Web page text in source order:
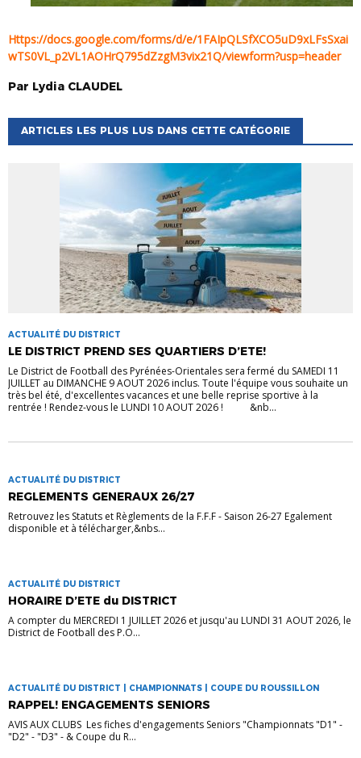
https://docs.google.com/forms/d/e/1FAIpQLSfXCO5uD9xLFsSxai
wTS0VL_p2VL1AOHrQ795dZzgM3vix21Q/viewform?usp=header
Par Lydia CLAUDEL
ARTICLES LES PLUS LUS DANS CETTE CATÉGORIE
ACTUALITÉ DU DISTRICT
LE DISTRICT PREND SES QUARTIERS D’ETE!
Le District de Football des Pyrénées-Orientales sera fermé du SAMEDI 11
JUILLET au DIMANCHE 9 AOUT 2026 inclus. Toute l'équipe vous souhaite un
très bel été, d'excellentes vacances et une belle reprise sportive à la
rentrée ! Rendez-vous le LUNDI 10 AOUT 2026 ! &nb...
ACTUALITÉ DU DISTRICT
REGLEMENTS GENERAUX 26/27
Retrouvez les Statuts et Règlements de la F.F.F - Saison 26-27 Egalement
disponible et à télécharger,&nbs...
ACTUALITÉ DU DISTRICT
HORAIRE D’ETE du DISTRICT
A compter du MERCREDI 1 JUILLET 2026 et jusqu'au LUNDI 31 AOUT 2026, le
District de Football des P.O...
ACTUALITÉ DU DISTRICT | CHAMPIONNATS | COUPE DU ROUSSILLON
RAPPEL! ENGAGEMENTS SENIORS
AVIS AUX CLUBS Les fiches d'engagements Seniors "Championnats "D1" -
"D2" - "D3" - & Coupe du R...